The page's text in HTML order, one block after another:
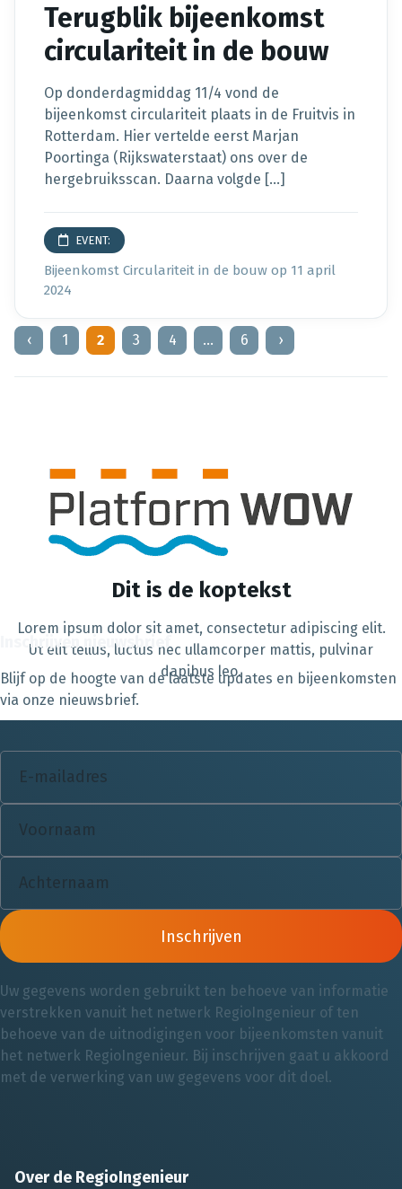
Terugblik bijeenkomst
circulariteit in de bouw
Op donderdagmiddag 11/4 vond de
bijeenkomst circulariteit plaats in de Fruitvis in
Rotterdam. Hier vertelde eerst Marjan
Poortinga (Rijkswaterstaat) ons over de
hergebruiksscan. Daarna volgde […]
EVENT:
Bijeenkomst Circulariteit in de bouw op 11 april
2024
‹ 1 2 3 4 … 6 ›
Dit is de koptekst
Lorem ipsum dolor sit amet, consectetur adipiscing elit.
Ut elit tellus, luctus nec ullamcorper mattis, pulvinar
dapibus leo.
Inschrijven nieuwsbrief
Blijf op de hoogte van de laatste updates en bijeenkomsten
via onze nieuwsbrief.
Inschrijven
Uw gegevens worden gebruikt ten behoeve van informatie
verstrekken vanuit het netwerk RegioIngenieur of ten
behoeve van de uitnodigingen voor bijeenkomsten vanuit
het netwerk RegioIngenieur. Bij inschrijven gaat u akkoord
met de verwerking van uw gegevens voor dit doel.
Over de RegioIngenieur